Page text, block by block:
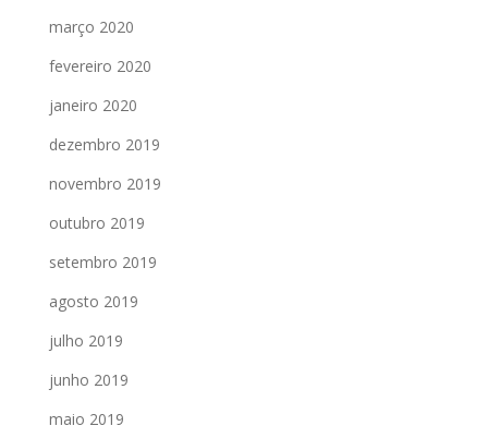
março 2020
fevereiro 2020
janeiro 2020
dezembro 2019
novembro 2019
outubro 2019
setembro 2019
agosto 2019
julho 2019
junho 2019
maio 2019